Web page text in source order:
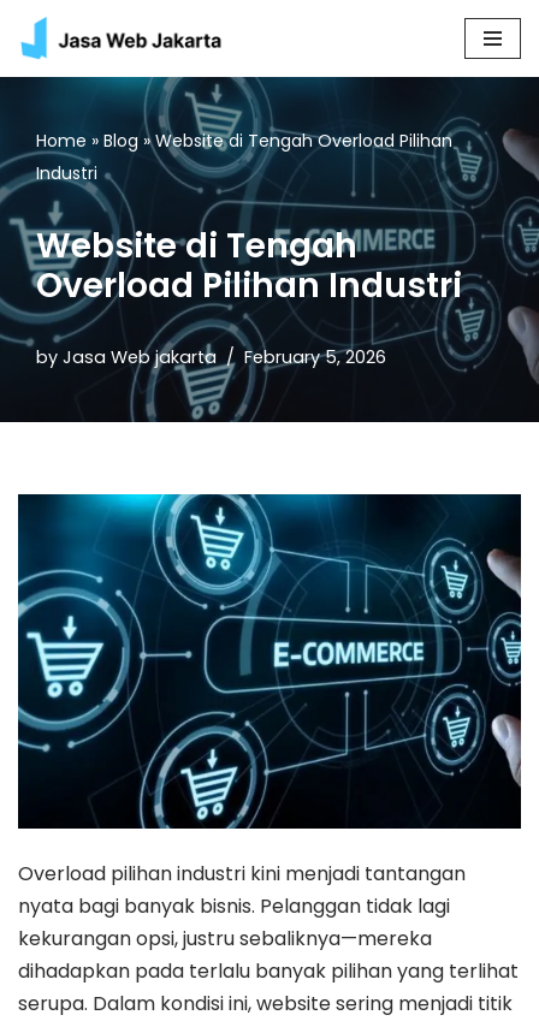
Skip
content
Home » Blog »Website di Tengah Overload Pilihan
Industri
Website di Tengah
Overload Pilihan Industri
by Jasa Web jakarta February 5, 2026
Overload pilihan industri kini menjadi tantangan
nyata bagi banyak bisnis. Pelanggan tidak lagi
kekurangan opsi, justru sebaliknya—mereka
dihadapkan pada terlalu banyak pilihan yang terlihat
serupa. Dalam kondisi ini, website sering menjadi titik